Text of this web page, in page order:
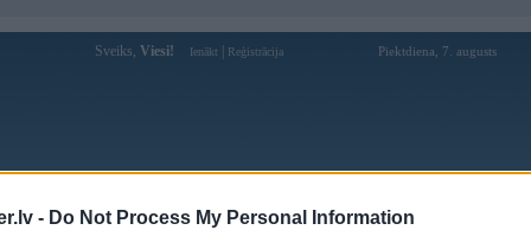
- Do Not Process My Personal Information
Sveiks, Viesi! Ienākt Reģistrācija Piektdiena, 7. augusts
Forums Galerijas Reģistrācija Lietotāji